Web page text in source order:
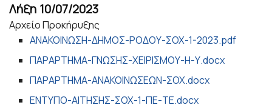
Λήξη 10/07/2023
Αρχείο Προκήρυξης
ΑΝΑΚΟΙΝΩΣΗ-ΔΗΜΟΣ-ΡΟΔΟΥ-ΣΟΧ-1-2023.pdf
ΠΑΡΑΡΤΗΜΑ-ΓΝΩΣΗΣ-ΧΕΙΡΙΣΜΟΥ-Η-Υ.docx
ΠΑΡΑΡΤΗΜΑ-ΑΝΑΚΟΙΝΩΣΕΩΝ-ΣΟΧ.docx
ΕΝΤΥΠΟ-ΑΙΤΗΣΗΣ-ΣΟΧ-1-ΠΕ-ΤΕ.docx